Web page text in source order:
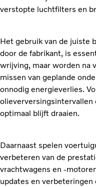
verstopte luchtfilters en
Het gebruik van de juiste
door de fabrikant, is
wrijving, maar worden na
missen van geplande
onnodig energieverlies.
optimaal blijft draaien.
Daarnaast spelen
verbeteren van de
vrachtwagens en -
updates en